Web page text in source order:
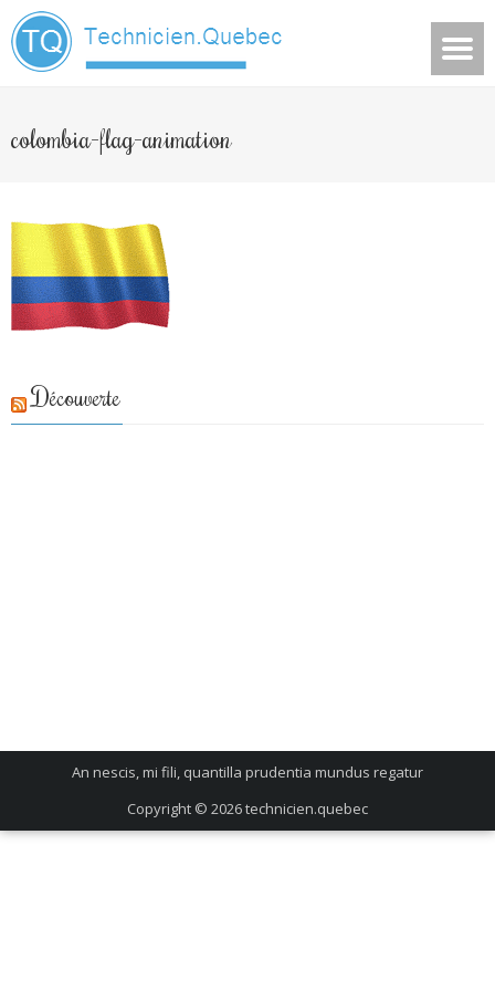
colombia-flag-animation
Découverte
An nescis, mi fili, quantilla prudentia mundus regatur
Copyright © 2026technicien.quebec